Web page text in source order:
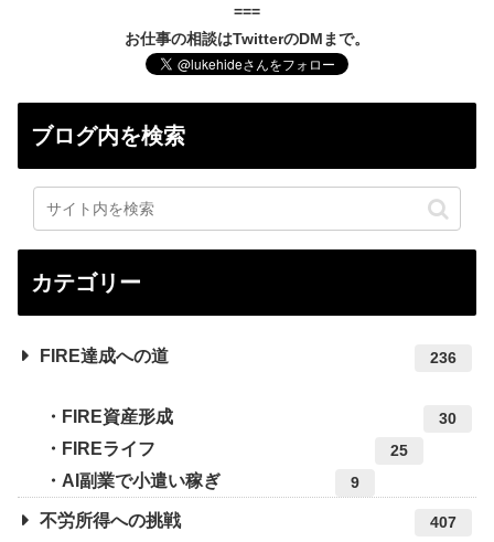
===
お仕事の相談はTwitterのDMまで。
ブログ内を検索
カテゴリー
FIRE達成への道 236
FIRE資産形成 30
FIREライフ 25
AI副業で小遣い稼ぎ 9
不労所得への挑戦 407